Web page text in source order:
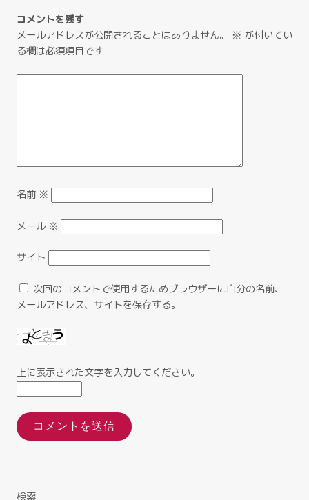
コメントを残す
メールアドレスが公開されることはありません。
※ が付いてい
る欄は必須項目です
名前 ※
メール ※
サイト
次回のコメントで使用するためブラウザーに自分の名前、
メールアドレス、サイトを保存する。
上に表示された文字を入力してください。
検索